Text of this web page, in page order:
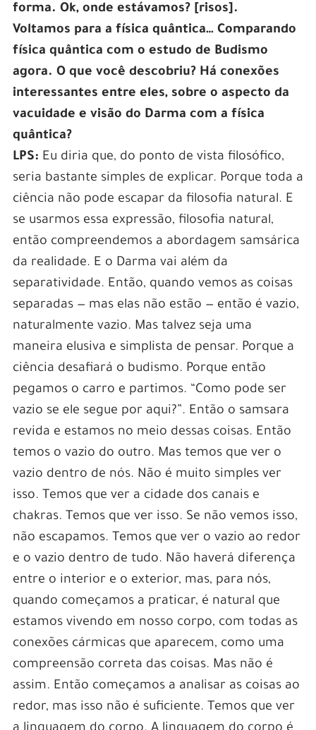
forma. Ok, onde estávamos? [risos].
Voltamos para a física quântica… Comparando
física quântica com o estudo de Budismo
agora. O que você descobriu? Há conexões
interessantes entre eles, sobre o aspecto da
vacuidade e visão do Darma com a física
quântica?
LPS: Eu diria que, do ponto de vista filosófico,
seria bastante simples de explicar. Porque toda a
ciência não pode escapar da filosofia natural. E
se usarmos essa expressão, filosofia natural,
então compreendemos a abordagem samsárica
da realidade. E o Darma vai além da
separatividade. Então, quando vemos as coisas
separadas — mas elas não estão — então é vazio,
naturalmente vazio. Mas talvez seja uma
maneira elusiva e simplista de pensar. Porque a
ciência desafiará o budismo. Porque então
pegamos o carro e partimos. “Como pode ser
vazio se ele segue por aqui?”. Então o samsara
revida e estamos no meio dessas coisas. Então
temos o vazio do outro. Mas temos que ver o
vazio dentro de nós. Não é muito simples ver
isso. Temos que ver a cidade dos canais e
chakras. Temos que ver isso. Se não vemos isso,
não escapamos. Temos que ver o vazio ao redor
e o vazio dentro de tudo. Não haverá diferença
entre o interior e o exterior, mas, para nós,
quando começamos a praticar, é natural que
estamos vivendo em nosso corpo, com todas as
conexões cármicas que aparecem, como uma
compreensão correta das coisas. Mas não é
assim. Então começamos a analisar as coisas ao
redor, mas isso não é suficiente. Temos que ver